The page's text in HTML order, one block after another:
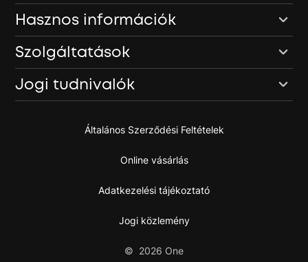
Hasznos információk
Szolgáltatások
Jogi tudnivalók
Általános Szerződési Feltételek
Online vásárlás
Adatkezelési tájékoztató
Jogi közlemény
© 2026 One